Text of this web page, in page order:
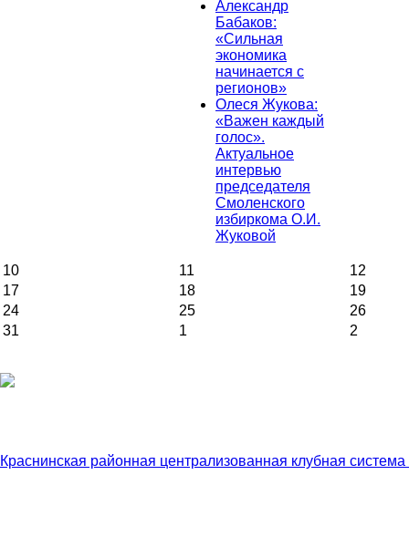
Александр
Бабаков:
«Сильная
экономика
начинается с
регионов»
Олеся Жукова:
«Важен каждый
голос».
Актуальное
интервью
председателя
Смоленского
избиркома О.И.
Жуковой
10 11
12
17
18
19
24
25
26
31
1 2
Краснинская районная централизованная клубная